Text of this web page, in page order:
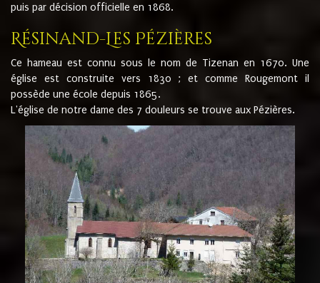
puis par décision officielle en 1868.
Résinand-Les Pézières
Ce hameau est connu sous le nom de Tizenan en 1670. Une
église est construite vers 1830 ; et comme Rougemont il
possède une école depuis 1865.
L'église de notre dame des 7 douleurs se trouve aux Pézières.